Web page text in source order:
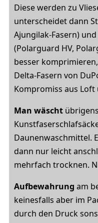
Diese werden zu
unterscheidet dann
Ajungilak-Fasern)
(Polarguard HV,
besser
Delta-Fasern von
Kompromiss aus
Man wäscht
Daunenwaschmittel.
dann nur leicht
mehrfach trocknen.
Aufbewahrung am
keinesfalls aber im
durch den Druck